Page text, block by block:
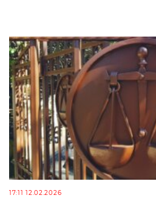
17:11 12.02.2026